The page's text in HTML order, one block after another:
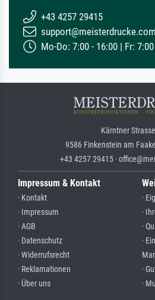
+43 4257 29415
support@meisterdrucke.com
Mo-Do: 7:00 - 16:00 | Fr:
Kärntner
9586 Finkenstein am
+43 4257 29415 ·
Impressum & Kontakt
· Kontakt
· Impressum
· AGB
· Datenschutz
· Widerrufsrecht
· Reklamationen
· Über uns
·
·
·
·
·
·